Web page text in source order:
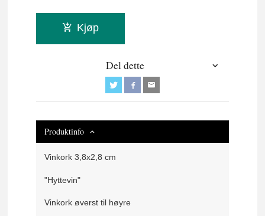
Kjøp
Del dette
Produktinfo
Vinkork 3,8x2,8 cm
"Hyttevin"
Vinkork øverst til høyre